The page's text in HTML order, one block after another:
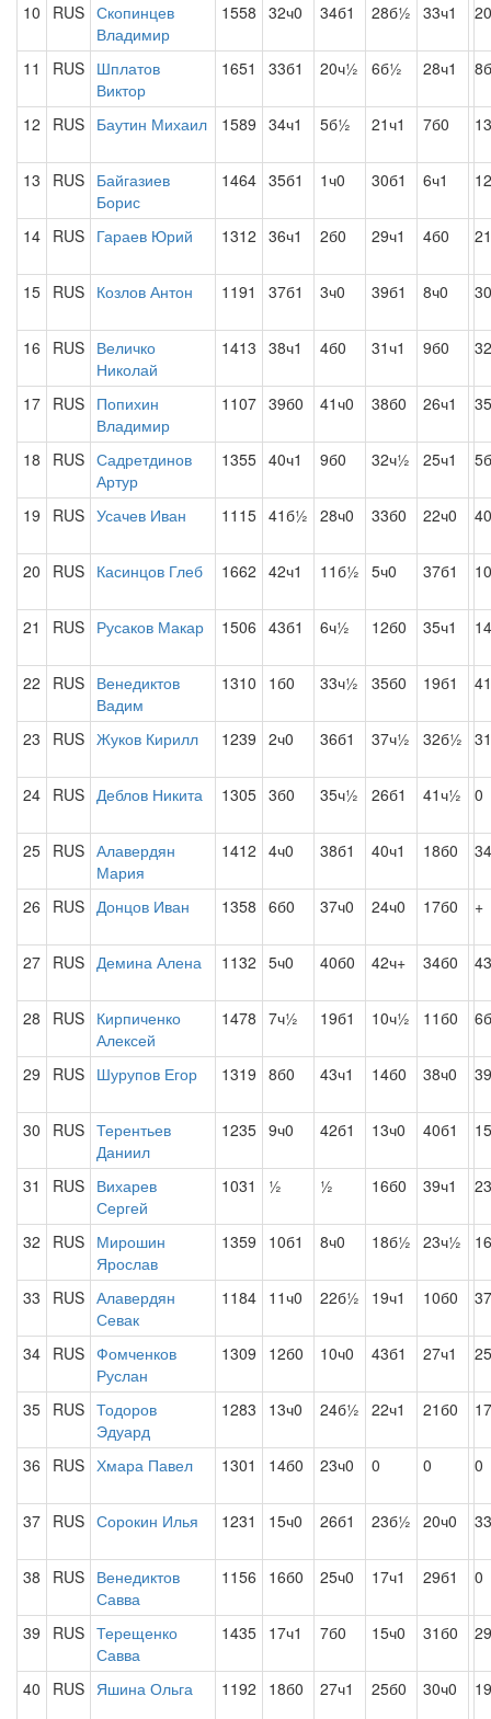
10 RUS Скопинцев
Владимир
1558 32ч0 34б1 28б½ 33ч1
11 RUS Шплатов
Виктор
1651 33б1 20ч½ 6б½ 28ч1
12 RUS Баутин Михаил 1589 34ч1 5б½ 21ч1 7б0
13 RUS Байгазиев
Борис
1464 35б1 1ч0 30б1 6ч1
14 RUS Гараев Юрий 1312 36ч1 2б0 29ч1 4б0
15 RUS Козлов Антон 1191 37б1 3ч0 39б1 8ч0
16 RUS Величко
Николай
1413 38ч1 4б0 31ч1 9б0
17 RUS Попихин
Владимир
1107 39б0 41ч0 38б0 26ч1
18 RUS Садретдинов
Артур
1355 40ч1 9б0 32ч½ 25ч1
19 RUS Усачев Иван 1115 41б½ 28ч0 33б0 22ч0
20 RUS Касинцов Глеб 1662 42ч1 11б½ 5ч0 37б1
21 RUS Русаков Макар 1506 43б1 6ч½ 12б0 35ч1
22 RUS Венедиктов
Вадим
1310 1б0 33ч½ 35б0 19б1
23 RUS Жуков Кирилл 1239 2ч0 36б1 37ч½ 32б½
24 RUS Деблов Никита 1305 3б0 35ч½ 26б1 41ч½ 0
25 RUS Алавердян
Мария
1412 4ч0 38б1 40ч1 18б0
26 RUS Донцов Иван 1358 6б0 37ч0 24ч0 17б0 +
27 RUS Демина Алена 1132 5ч0 40б0 42ч+ 34б0
28 RUS Кирпиченко
Алексей
1478 7ч½ 19б1 10ч½ 11б0
29 RUS Шурупов Егор 1319 8б0 43ч1 14б0 38ч0
30 RUS Терентьев
Даниил
1235 9ч0 42б1 13ч0 40б1
31 RUS Вихарев
Сергей
1031 ½ ½ 16б0 39ч1
32 RUS Мирошин
Ярослав
1359 10б1 8ч0 18б½ 23ч½
33 RUS Алавердян
Севак
1184 11ч0 22б½ 19ч1 10б0
34 RUS Фомченков
Руслан
1309 12б0 10ч0 43б1 27ч1
35 RUS Тодоров
Эдуард
1283 13ч0 24б½ 22ч1 21б0
36 RUS Хмара Павел 1301 14б0 23ч0 0 0 0
37 RUS Сорокин Илья 1231 15ч0 26б1 23б½ 20ч0
38 RUS Венедиктов
Савва
1156 16б0 25ч0 17ч1 29б1 0
39 RUS Терещенко
Савва
1435 17ч1 7б0 15ч0 31б0
40 RUS Яшина Ольга 1192 18б0 27ч1 25б0 30ч0